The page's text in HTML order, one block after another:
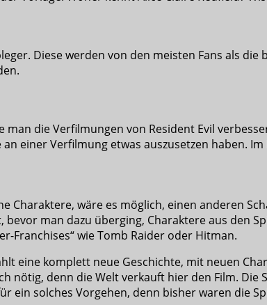
Diese werden von den meisten Fans als
die Verfilmungen von Resident Evil
einer Verfilmung etwas auszusetzen haben.
wäre es möglich, einen anderen
man dazu überging, Charaktere aus den
Franchises“ wie Tomb Raider oder Hitman.
eine komplett neue Geschichte, mit neuen
nötig, denn die Welt verkauft hier den Film.
ein solches Vorgehen, denn bisher waren die